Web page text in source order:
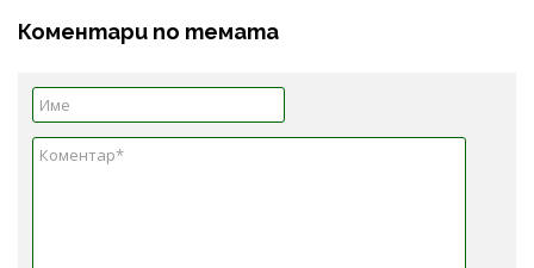
Коментари по темата